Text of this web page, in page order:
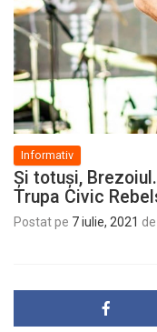
Informativ
Și totuși,
Trupa Civic
Postat pe 7 iulie, 2021 de